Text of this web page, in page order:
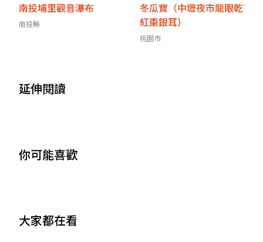
南投埔里觀音瀑布
南投縣
冬瓜寶（中壢夜市龍眼乾茶
紅棗銀耳）
桃園市
延伸閱讀
你可能喜歡
大家都在看